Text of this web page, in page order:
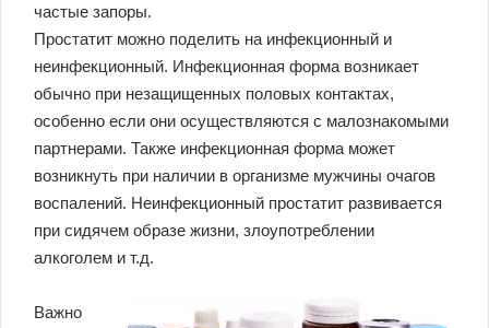
частые запоры.
Простатит можно поделить на инфекционный и
неинфекционный. Инфекционная форма возникает
обычно при незащищенных половых контактах,
особенно если они осуществляются с малознакомыми
партнерами. Также инфекционная форма может
возникнуть при наличии в организме мужчины очагов
воспалений. Неинфекционный простатит развивается
при сидячем образе жизни, злоупотреблении
алкоголем и т.д.
Важно